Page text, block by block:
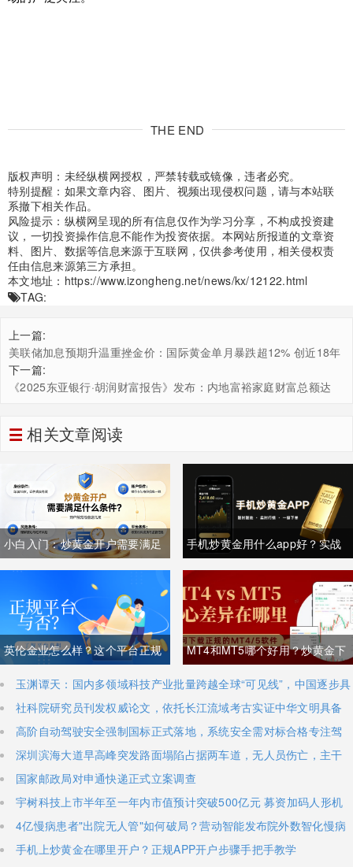
THE END
版权声明：未经纵横网授权，严禁转载或镜像，违者必究。
特别提醒：如果文章内容、图片、视频出现侵权问题，请与本站联
系撤下相关作品。
风险提示：纵横网呈现的所有信息仅作为学习分享，不构成投资建
议，一切投资操作信息不能作为投资依据。本网站所报道的文章资
料、图片、数据等信息来源于互联网，仅供参考使用，相关侵权责
任由信息来源第三方承担。
本文地址： https://www.izongheng.net/news/kx/12122.html
TAG:
上一篇:
美联储加息预期升温重挫金价：国际黄金单月暴跌超12% 创近18年
来最大单月跌幅
下一篇:
《2025东亚银行·胡润财富报告》发布：内地富裕家庭财富总额达
相关文章阅读
小白入门：炒黄金开户需要满足
什么条件？一文讲清所有要求
手机炒黄金用什么app好？实战
经验者都用什么app？
英伦金业怎么样？这个平台正规
吗？
MT4和MT5哪个好用？炒黄金下
载MT4/5攻略及优劣解析
玉渊谭天：国内多领域科技产业批量跨越全球“可见线”，中国逐步具
备定义全球新产品与产业方向的能力
社科院研究员刊发权威论文，依托长江流域考古实证中华文明具备
八千年思想文明脉络
高阶自动驾驶安全强制国标正式落地，系统安全需对标合格专注驾
驶员，2027年7月1日正式施行
深圳滨海大道早高峰突发路面塌陷占据两车道，无人员伤亡，主干
道出现长距离拥堵
国家邮政局对申通快递正式立案调查
宇树科技上市半年至一年内市值预计突破500亿元 募资加码人形机
器人研发攻坚
4亿慢病患者"出院无人管"如何破局？营动智能发布院外数智化慢病
管理白皮书
​手机上炒黄金在哪里开户？正规APP开户步骤手把手教学